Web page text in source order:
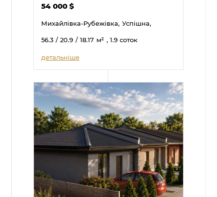
54 000$
Михайлівка-Рубежівка, Успішна,
56.3 / 20.9 / 18.17 м² , 1.9 соток
детальніше